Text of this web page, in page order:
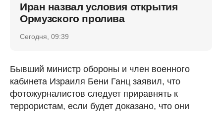
Иран назвал условия открытия
Ормузского пролива
Сегодня, 09:39
Бывший министр обороны и член военного
кабинета Израиля Бени Ганц заявил, что
фотожурналистов следует приравнять к
террористам, если будет доказано, что они